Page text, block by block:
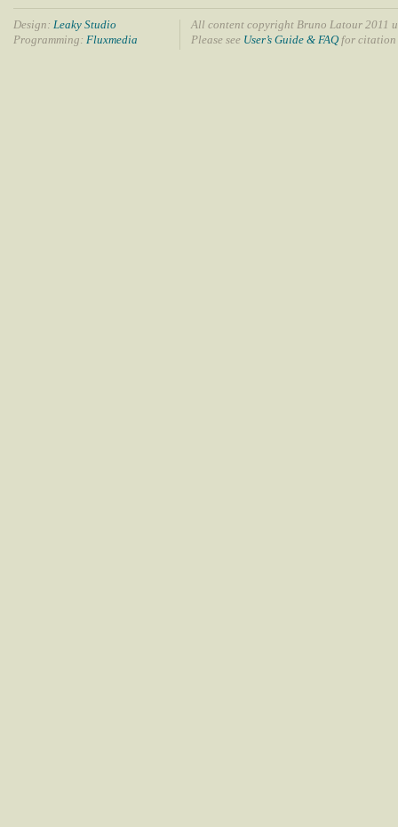
Design: Leaky Studio
Programming: Fluxmedia
All content copyright Bruno Latour 2011
Please see User’s Guide & FAQfor citation